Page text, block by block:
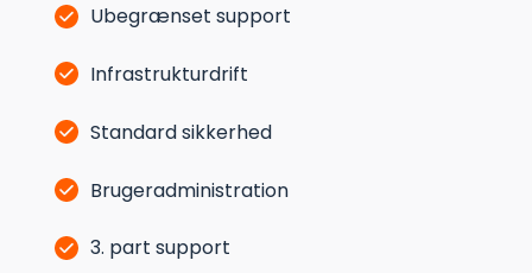
Ubegrænset support
Infrastrukturdrift
Standard sikkerhed
Brugeradministration
3. part support